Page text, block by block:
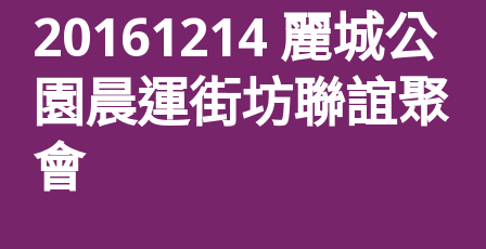
20161214 麗城公
園晨運街坊聯誼聚
會